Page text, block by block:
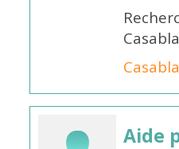
Aide